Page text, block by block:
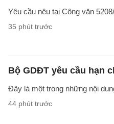
Yêu cầu nêu tại Công văn
35 phút trước
Bộ GDĐT yêu cầu hạn
Đây là một trong những nội
44 phút trước